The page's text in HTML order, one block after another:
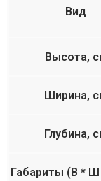
Вид
Высота,
Ширина,
Глубина,
Габариты (В *